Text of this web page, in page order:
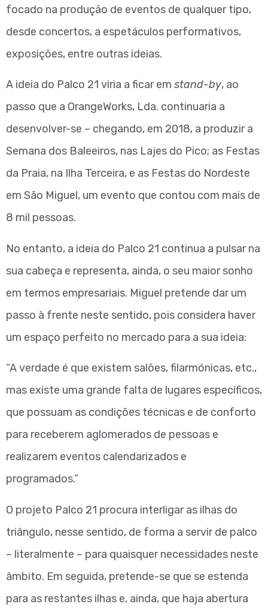
focado na produção de eventos de qualquer tipo,
desde concertos, a espetáculos performativos,
exposições, entre outras ideias.
A ideia do Palco 21 viria a ficar em stand-by, ao
passo que a OrangeWorks, Lda. continuaria a
desenvolver-se – chegando, em 2018, a produzir a
Semana dos Baleeiros, nas Lajes do Pico; as Festas
da Praia, na Ilha Terceira, e as Festas do Nordeste
em São Miguel, um evento que contou com mais de
8 mil pessoas.
No entanto, a ideia do Palco 21 continua a pulsar na
sua cabeça e representa, ainda, o seu maior sonho
em termos empresariais. Miguel pretende dar um
passo à frente neste sentido, pois considera haver
um espaço perfeito no mercado para a sua ideia:
“A verdade é que existem salões, filarmónicas, etc.,
mas existe uma grande falta de lugares específicos,
que possuam as condições técnicas e de conforto
para receberem aglomerados de pessoas e
realizarem eventos calendarizados e
programados.”
O projeto Palco 21 procura interligar as ilhas do
triângulo, nesse sentido, de forma a servir de palco
– literalmente – para quaisquer necessidades neste
âmbito. Em seguida, pretende-se que se estenda
para as restantes ilhas e, ainda, que haja abertura